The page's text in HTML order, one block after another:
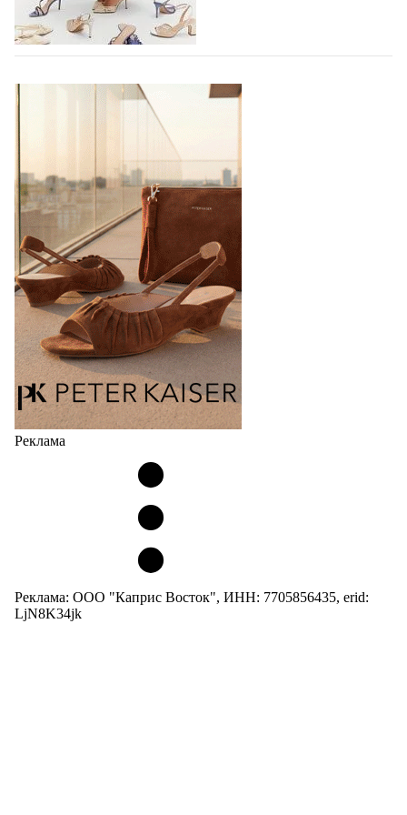
ортопедический восстановительный…
04.08.2026 464
КАЖДОМ ШАГЕ
В 2027 году бренд TAMARIS отмечает 60-летний
юбилей. Шесть десятилетий доверия миллионов
покупателей, постоянного развития и понимания,
какой будет современная женщина завтра.
Юбилейная коллекция Весна–Лето 2027 открывает
не просто новый сезон, а…
04.08.2026 564
Реклама
Реклама: ООО "Каприс Восток", ИНН: 7705856435, erid:
LjN8K34jk